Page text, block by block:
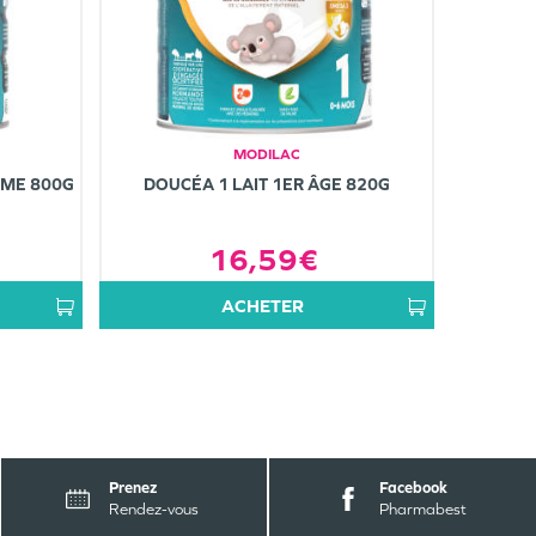
800G
MODILAC
DOUCÉA 1 LAIT 1ER ÂGE 820G
16,59€
ACHETER
Prenez
Rendez-vous
Facebook
Pharmabest